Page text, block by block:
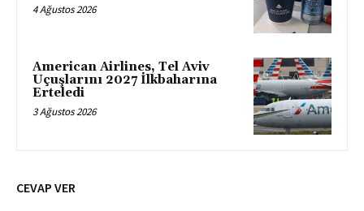
4 Ağustos 2026
American Airlines, Tel Aviv
Uçuşlarını 2027 İlkbaharına
Erteledi
3 Ağustos 2026
CEVAP VER